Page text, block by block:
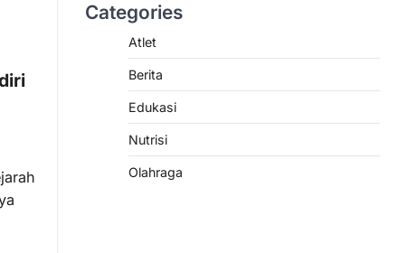
Categories
Atlet
Berita
Edukasi
Nutrisi
Olahraga